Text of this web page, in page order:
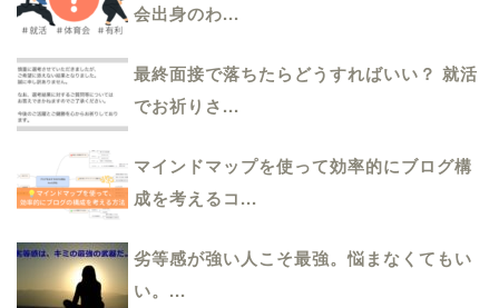
会出身のわ...
最終面接で落ちたらどうすればいい？ 就活
でお祈りさ...
マインドマップを使って効率的にブログ構
成を考えるコ...
劣等感が強い人こそ最強。悩まなくてもい
い。...